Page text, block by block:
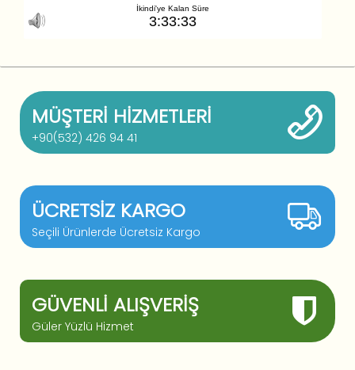
MÜŞTERI HIZMETLERI
+90(532) 426 94 41
ÜCRETSIZ KARGO
Seçili Ürünlerde Ücretsiz Kargo
GÜVENLI ALIŞVERIŞ
Güler Yüzlü Hizmet